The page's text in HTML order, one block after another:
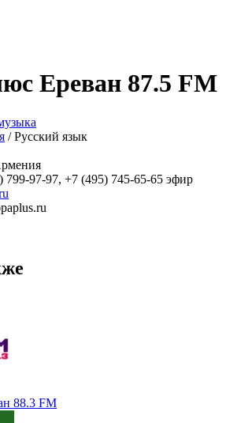
Ереван 87.5 FM
/ Русский язык
799-97-97, +7 (495) 745-65-65 эфир
88.3 FM